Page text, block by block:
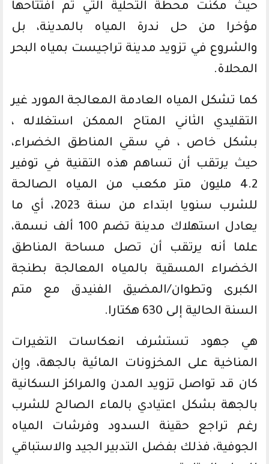
حيث مكنت محطة التحلية التي تم افتتاحها
مؤخرا من حل ندرة المياه بالمدينة، بل
والشروع في تزويد مدينة تراجيست بمياه البحر
المحلاة.
كما تشكل المياه العادمة المعالجة المورد غير
التقليدي الثاني المتاح الممكن استغلاله ،
بشكل خاص ، في سقي المناطق الخضراء،
حيث يرتقب أن تساهم هذه التقنية في توفير
4.2 مليون متر مكعب من المياه الصالحة
للشرب سنويا ابتداء من سنة 2023، أي ما
يعادل استهلاك مدينة تضم 100 ألف نسمة،
علما أنه يرتقب أن تصل مساحة المناطق
الخضراء المسقية بالمياه المعالجة بطنجة
الكبرى وتطوان/المضيق الفنيدق مع متم
السنة الحالية إلى 630 هكتارا.
هي جهود تستشرف انعكاسات التغيرات
المناخية على المخزونات المائية بالجهة، وإن
كان قد تواصل تزويد المدن والمراكز السكانية
بالجهة بشكل اعتيادي بالماء الصالح للشرب
رغم تراجع حقينة السدود وفرشات المياه
الجوفية، فذلك بفضل التدبير الجيد والاستباقي